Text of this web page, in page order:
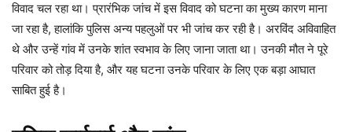
विवाद चल रहा था। प्रारंभिक जांच में इस विवाद को घटना का मुख्य कारण माना
जा रहा है, हालांकि पुलिस अन्य पहलुओं पर भी जांच कर रही है। अरविंद अविवाहित
थे और उन्हें गांव में उनके शांत स्वभाव के लिए जाना जाता था। उनकी मौत ने पूरे
परिवार को तोड़ दिया है, और यह घटना उनके परिवार के लिए एक बड़ा आघात
साबित हुई है।